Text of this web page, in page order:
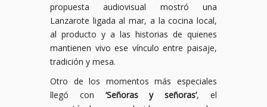
propuesta audiovisual mostró una
Lanzarote ligada al mar, a la cocina local,
al producto y a las historias de quienes
mantienen vivo ese vínculo entre paisaje,
tradición y mesa.
Otro de los momentos más especiales
llegó con ‘Señoras y señoras’, el